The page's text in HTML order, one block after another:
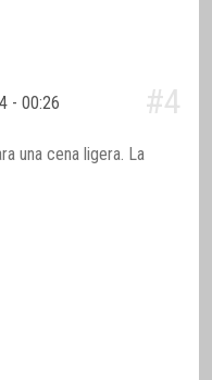
- 00:26 #4
una cena ligera. La